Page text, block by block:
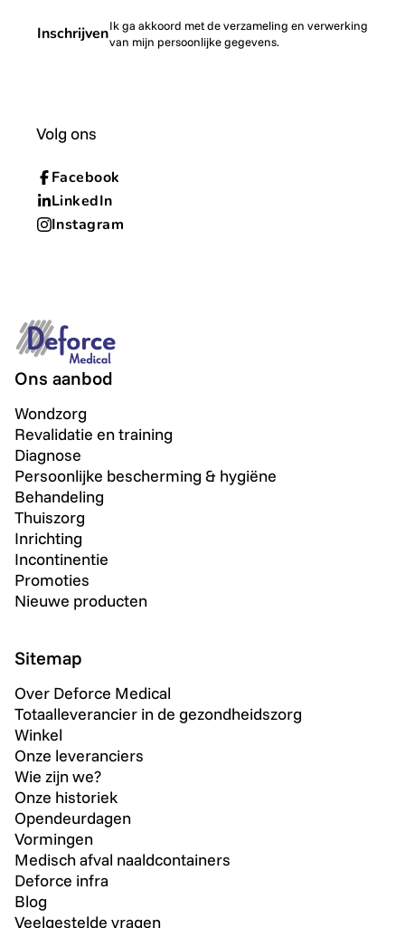
InschrijvenIk ga akkoord met de verzameling en verwerking
van mijn persoonlijke gegevens.
Volg ons
Facebook
LinkedIn
Instagram
Ons aanbod
Wondzorg
Revalidatie en training
Diagnose
Persoonlijke bescherming & hygiëne
Behandeling
Thuiszorg
Inrichting
Incontinentie
Promoties
Nieuwe producten
Sitemap
Over Deforce Medical
Totaalleverancier in de gezondheidszorg
Winkel
Onze leveranciers
Wie zijn we?
Onze historiek
Opendeurdagen
Vormingen
Medisch afval naaldcontainers
Deforce infra
Blog
Veelgestelde vragen